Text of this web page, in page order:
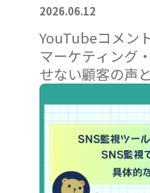
2026.06.12
YouTubeコメン
マーケティング
せない顧客の声